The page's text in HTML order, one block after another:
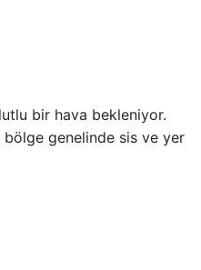
bir hava bekleniyor.
genelinde sis ve yer